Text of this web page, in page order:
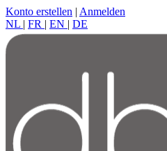
Konto erstellen | Anmelden
NL | FR | EN | DE